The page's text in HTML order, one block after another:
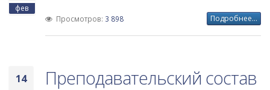
фев
Просмотров: 3 898 Подробнее...
14 Преподавательский состав